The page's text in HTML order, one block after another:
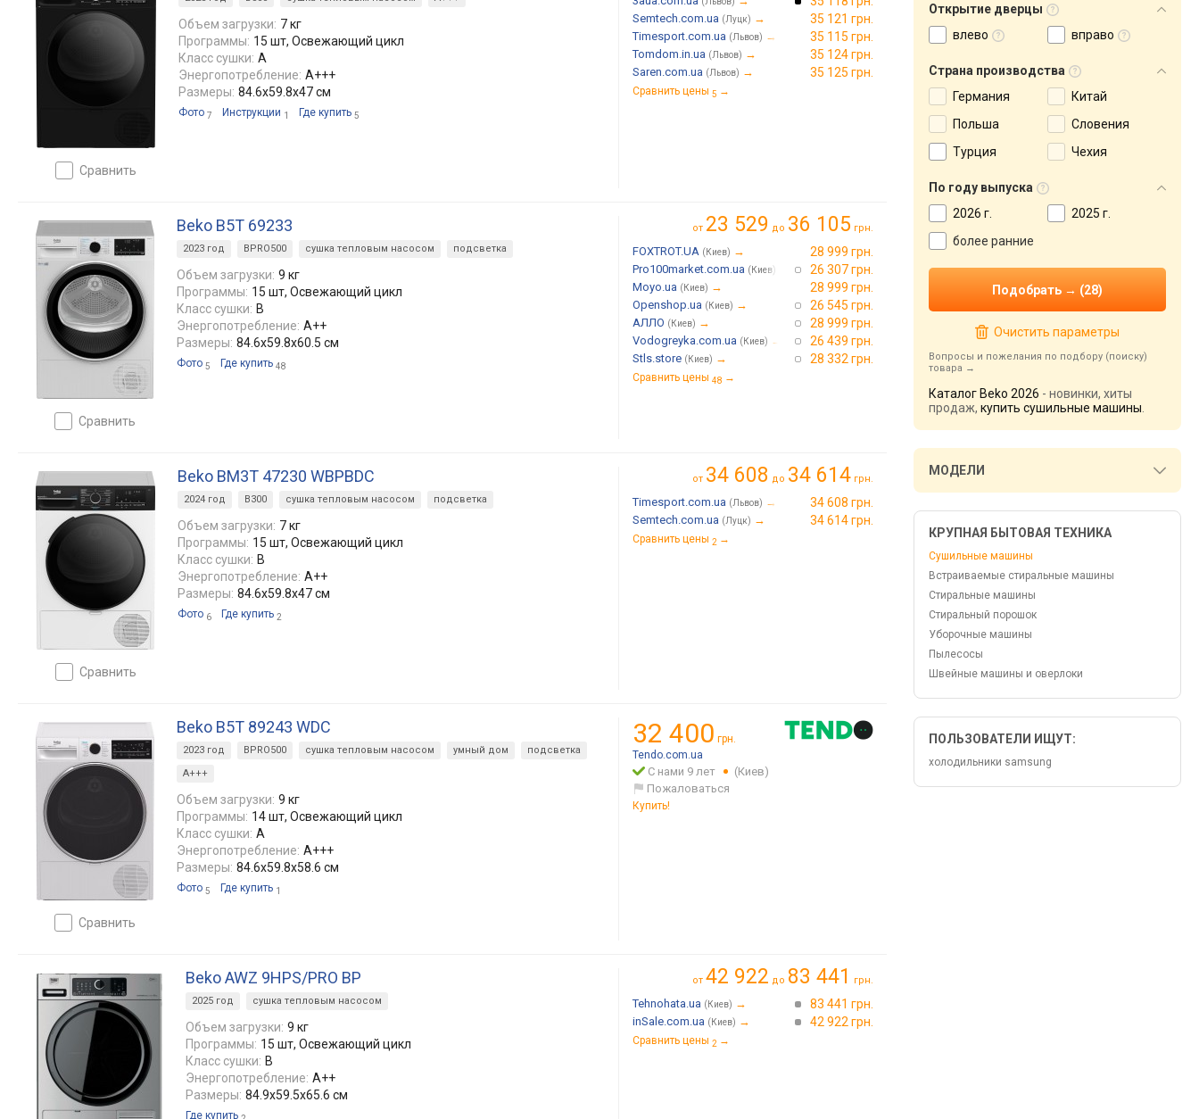
сравнить
Объем загрузки: 7 кг
Программы: 15 шт, Освежающий цикл
Класс сушки: A
Энергопотребление: А+++
Размеры: 84.6x59.8x47 см
Фото 7 Инструкции 1 Где купить 5
Semtech.com.ua (Луцк) → 35 121 грн.
Timesport.com.ua (Львов) → 35 115 грн.
Tomdom.in.ua (Львов) → 35 124 грн.
Saren.com.ua (Львов) → 35 125 грн.
Сравнить цены 5 →
сравнить
Beko B5T 69233
2023 год BPRO500 сушка тепловым насосом подсветка
Объем загрузки: 9 кг
Программы: 15 шт, Освежающий цикл
Класс сушки: B
Энергопотребление: A++
Размеры: 84.6x59.8x60.5 см
Фото 5 Где купить 48
от 23 529 до 36 105 грн.
FOXTROT.UA (Киев) → 28 999 грн.
Pro100market.com.ua (Киев) 26 307 грн.
Moyo.ua (Киев) → 28 999 грн.
Openshop.ua (Киев) → 26 545 грн.
АЛЛО (Киев) → 28 999 грн.
Vodogreyka.com.ua (Киев) → 26 439 грн.
Stls.store (Киев) → 28 332 грн.
Сравнить цены 48 →
сравнить
Beko BM3T 47230 WBPBDC
2024 год B300 сушка тепловым насосом подсветка
Объем загрузки: 7 кг
Программы: 15 шт, Освежающий цикл
Класс сушки: B
Энергопотребление: A++
Размеры: 84.6x59.8x47 см
Фото 6 Где купить 2
от 34 608 до 34 614 грн.
Timesport.com.ua (Львов) → 34 608 грн.
Semtech.com.ua (Луцк) → 34 614 грн.
Сравнить цены 2 →
сравнить
Beko B5T 89243 WDC
2023 год BPRO500 сушка тепловым насосом умный дом
подсветка
А+++
Объем загрузки: 9 кг
Программы: 14 шт, Освежающий цикл
Класс сушки: A
Энергопотребление: А+++
Размеры: 84.6x59.8x58.6 см
Фото 5 Где купить 1
32 400 грн.
Tendo.com.ua
С нами 9 лет
(Киев)
Пожаловаться
Купить!
Beko AWZ 9HPS/PRO BP
2025 год сушка тепловым насосом
Объем загрузки: 9 кг
Программы: 15 шт, Освежающий цикл
Класс сушки: B
Энергопотребление: A++
Размеры: 84.9x59.5x65.6 см
Где купить
от 42 922 до 83 441 грн.
Tehnohata.ua (Киев) → 83 441 грн.
inSale.com.ua (Киев) → 42 922 грн.
Сравнить цены 2 →
Открытие дверцы
влево
вправо
Страна производства
Германия
Китай
Польша
Словения
Турция
Чехия
По году выпуска
2026 г.
2025 г.
более ранние
Очистить параметры
Вопросы и пожелания по подбору (поиску)
товара
Каталог Beko 2026 - новинки, хиты
продаж, купить сушильные машины
МОДЕЛИ
КРУПНАЯ БЫТОВАЯ ТЕХНИКА
Сушильные машины
Встраиваемые стиральные машины
Стиральные машины
Стиральный порошок
Уборочные машины
Пылесосы
Швейные машины и оверлоки
ПОЛЬЗОВАТЕЛИ ИЩУТ:
холодильники samsung